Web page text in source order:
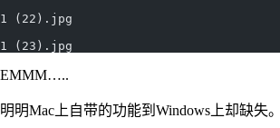
1 (22).jpg
1 (23).jpg
EMMM…..
明明Mac上自带的功能到Windows上却缺失。